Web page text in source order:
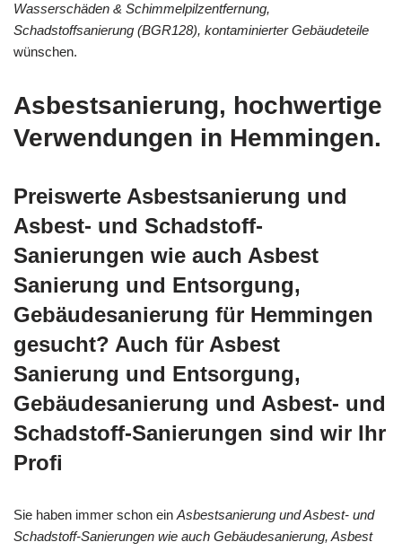
Wasserschäden & Schimmelpilzentfernung,
Schadstoffsanierung (BGR128), kontaminierter Gebäudeteile
wünschen.
Asbestsanierung, hochwertige
Verwendungen in Hemmingen.
Preiswerte Asbestsanierung und
Asbest- und Schadstoff-
Sanierungen wie auch Asbest
Sanierung und Entsorgung,
Gebäudesanierung für Hemmingen
gesucht? Auch für Asbest
Sanierung und Entsorgung,
Gebäudesanierung und Asbest- und
Schadstoff-Sanierungen sind wir Ihr
Profi
Sie haben immer schon ein Asbestsanierung und Asbest- und
Schadstoff-Sanierungen wie auch Gebäudesanierung, Asbest